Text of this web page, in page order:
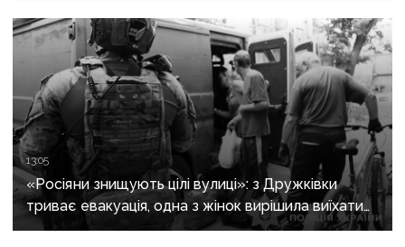
13:05
«Росіяни знищують цілі вулиці»: з Дружківки
триває евакуація, одна з жінок вирішила виїхати
після загибелі чоловіка